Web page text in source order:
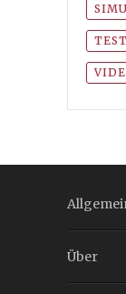
Über